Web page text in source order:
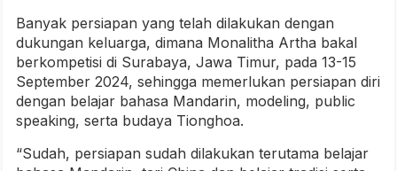
Banyak persiapan yang telah dilakukan dengan
dukungan keluarga, dimana Monalitha Artha bakal
berkompetisi di Surabaya, Jawa Timur, pada 13-15
September 2024, sehingga memerlukan persiapan diri
dengan belajar bahasa Mandarin, modeling, public
speaking, serta budaya Tionghoa.
“Sudah, persiapan sudah dilakukan terutama belajar